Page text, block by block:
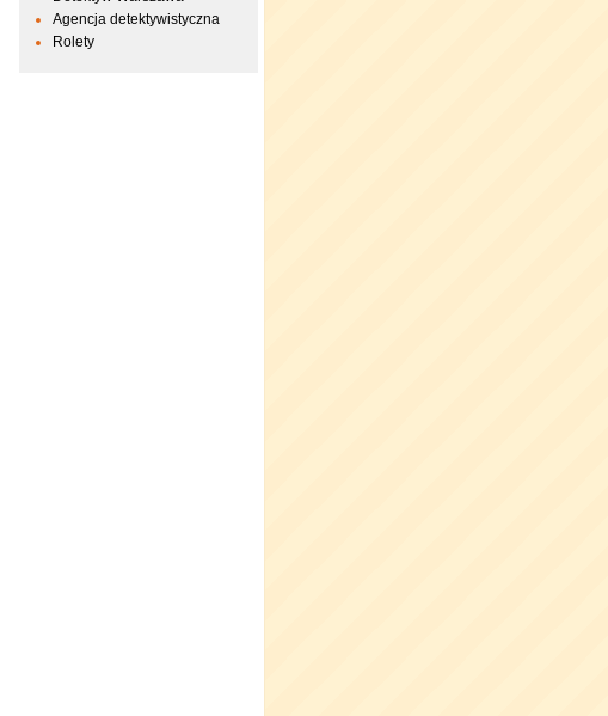
Agencja detektywistyczna
Rolety